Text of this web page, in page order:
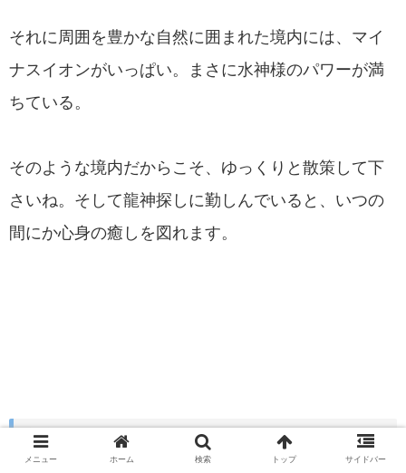
それに周囲を豊かな自然に囲まれた境内には、マイ
ナスイオンがいっぱい。まさに水神様のパワーが満
ちている。
そのような境内だからこそ、ゆっくりと散策して下
さいね。そして龍神探しに勤しんでいると、いつの
間にか心身の癒しを図れます。
家庭円満・夫婦和合のご利益がある「さぬき七
福神」
メニュー ホーム 検索 トップ サイドバー